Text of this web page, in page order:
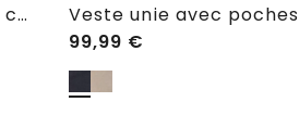
Surchemise en velours côtelé avec poches poitrine
Veste unie avec poches
99,99 €